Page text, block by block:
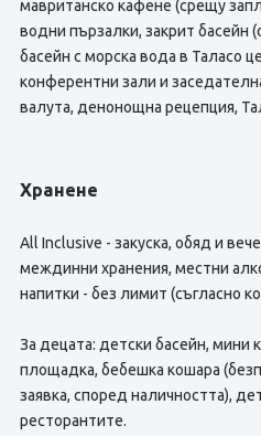
мавританско кафене (срещу
водни пързалки, закрит басейн
басейн с морска вода в Таласо
конферентни зали и
валута, денонощна рецепция,
Хранене
All Inclusive - закуска, обяд и
междинни хранения, местни
напитки - без лимит (съгласно
За децата: детски басейн, мини
площадка, бебешка кошара
заявка, според наличността),
ресторантите.